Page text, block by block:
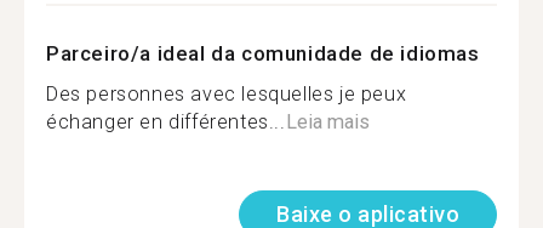
Parceiro/a ideal da comunidade de idiomas
Des personnes avec lesquelles je peux
échanger en différentes...Leia mais
Baixe o aplicativo